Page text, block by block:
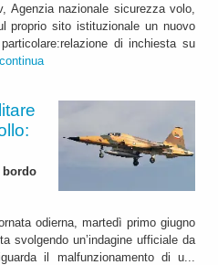
Agenzia nazionale sicurezza volo,
proprio sito istituzionale un nuovo
di inchiesta su
continua
bordo
odierna, martedì primo giugno
svolgendo un’indagine ufficiale da
il malfunzionamento di u...